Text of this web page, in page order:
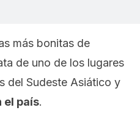
más bonitas de
de uno de los lugares
del Sudeste Asiático y
el país.